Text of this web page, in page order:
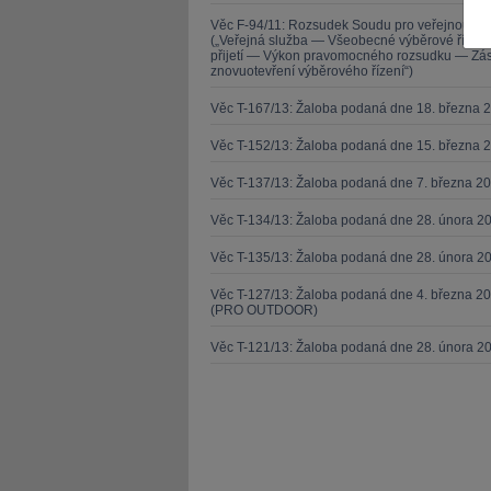
Věc F-94/11: Rozsudek Soudu pro veřejnou
(„Veřejná služba — Všeobecné výběrové
přijetí — Výkon pravomocného rozsudku —
znovuotevření výběrového řízení“)
Věc T-167/13: Žaloba podaná dne 18. března
Věc T-152/13: Žaloba podaná dne 15. března
Věc T-137/13: Žaloba podaná dne 7. března
Věc T-134/13: Žaloba podaná dne 28. února
Věc T-135/13: Žaloba podaná dne 28. února
Věc T-127/13: Žaloba podaná dne 4. března
(PRO OUTDOOR)
Věc T-121/13: Žaloba podaná dne 28. února
JUDr. Tomáš Nielsen
JUDr.
Kurzy